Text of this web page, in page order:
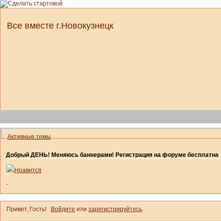
Все вместе г.Новокузнецк
Активные темы
Добрый ДЕНЬ! Меняюсь баннерами! Регистрация на форуме бесплатна
Нравится
-
Привет, Гость! Войдите или зарегистрируйтесь.